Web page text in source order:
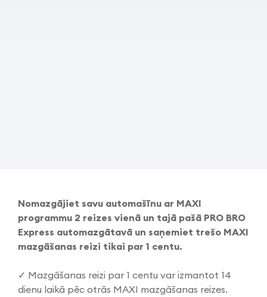
Nomazgājiet savu automašīnu ar MAXI
programmu 2 reizes vienā un tajā pašā PRO BRO
Express automazgātavā un saņemiet trešo MAXI
mazgāšanas reizi tikai par 1 centu.
✓ Mazgāšanas reizi par 1 centu var izmantot 14
dienu laikā pēc otrās MAXI mazgāšanas reizes.